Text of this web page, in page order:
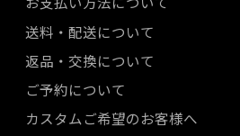
送料・配送について
返品・交換について
ご予約について
カスタムご希望のお客様へ